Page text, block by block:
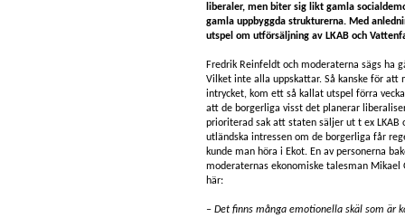
liberaler, men biter sig likt gamla
gamla uppbyggda strukturerna. Med
utspel om utförsäljning av LKAB och
Fredrik Reinfeldt och moderaterna sägs ha
Vilket inte alla uppskattar. Så kanske för att
intrycket, kom ett så kallat utspel förra
att de borgerliga visst det planerar
prioriterad sak att staten säljer ut t ex LKAB
utländska intressen om de borgerliga får
kunde man höra i Ekot. En av personerna
moderaternas ekonomiske talesman Mikael
här:
– Det finns många emotionella skäl som är